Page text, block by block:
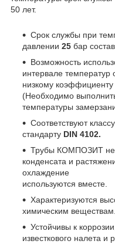
50 лет.
Срок службы при
давлении 25 бар
Возможность
интервале температур
низкому
(Необходимо
температуры
Соответствуют
стандарту DIN 4102.
Трубы КОМПОЗИТ не
конденсата и
охлаждение
используются вместе.
Характеризуются
химическим веществам.
Устойчивы к
известкового налета и